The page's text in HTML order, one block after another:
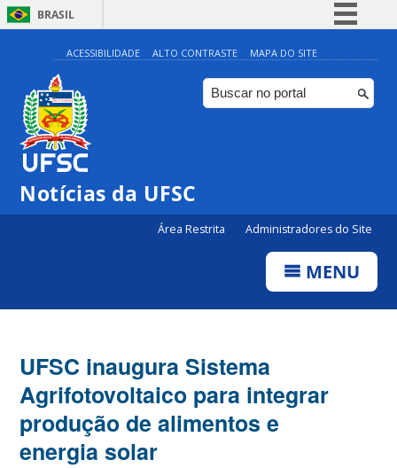
BRASIL
Simplifique!
Comunica BR
Participe
ACESSIBILIDADE ALTO CONTRASTE MAPA DO SITE
Notícias da UFSC
Área Restrita Administradores do Site
MENU
UFSC inaugura Sistema
Agrifotovoltaico para integrar
produção de alimentos e
energia solar